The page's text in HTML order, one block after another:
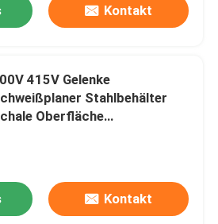
Kontakt
415V Gelenke
Stahlbehälter
Oberfläche
Kontakt